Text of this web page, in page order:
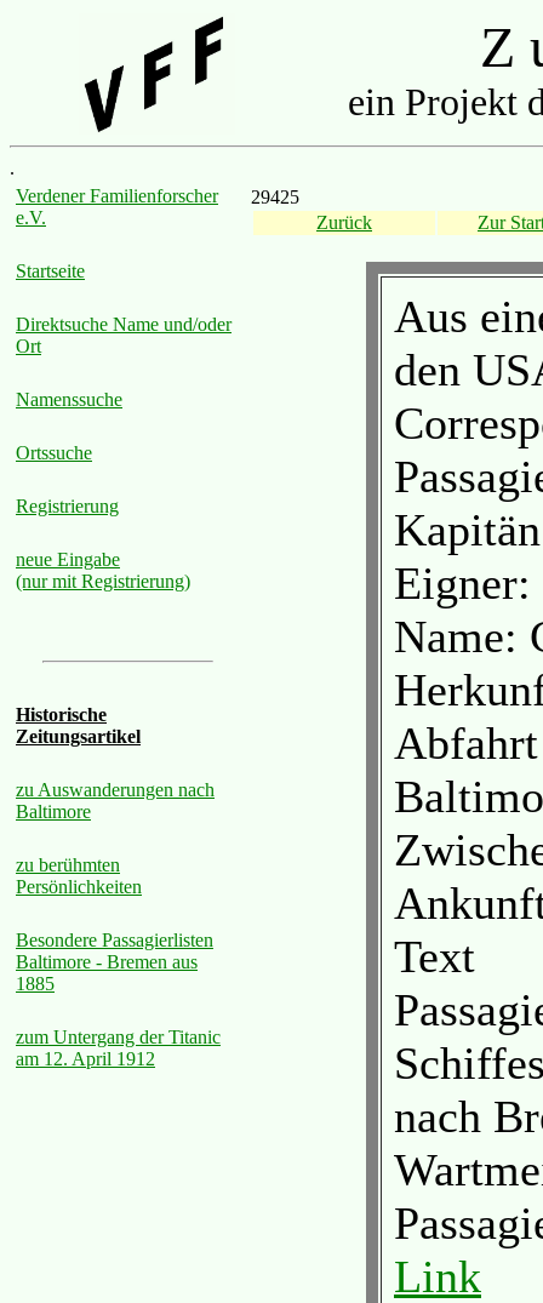
Z
ein Projekt
.
Verdener Familienforscher
e.V.
Startseite
Direktsuche Name und/oder
Ort
Namenssuche
Ortssuche
Registrierung
neue Eingabe
(nur mit Registrierung)
Historische
Zeitungsartikel
zu Auswanderungen nach
Baltimore
zu berühmten
Persönlichkeiten
Besondere Passagierlisten
Baltimore - Bremen aus
1885
zum Untergang der Titanic
am 12. April 1912
29425
Zurück
Zur
Aus
den
Name:
Text
nach
Link